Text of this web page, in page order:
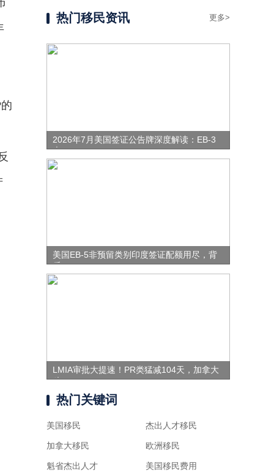
热门移民资讯 更多>
2026年7月美国签证公告牌深度解读：EB-3
表
美国EB-5非预留类别印度签证配额用尽，背
后
LMIA审批大提速！PR类猛减104天，加拿大
移
热门关键词
美国移民
加拿大移民
魁省杰出人才
杰出人才移民
欧洲移民
美国移民费用